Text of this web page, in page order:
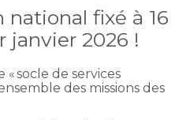
fixé à 16
janvier 2026 !
« socle de services
des missions des